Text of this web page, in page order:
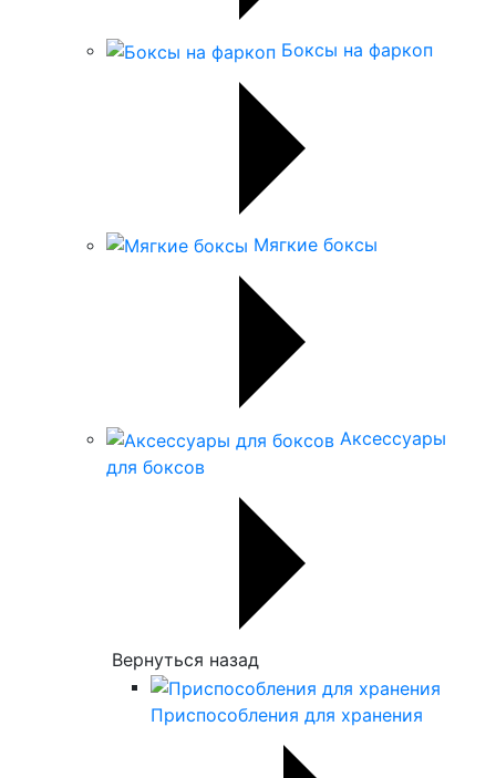
Боксы на фаркоп
Мягкие боксы
Аксессуары
для боксов
Вернуться назад
Приспособления для хранения